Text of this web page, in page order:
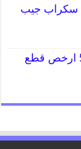
قطع غيار جيب 55818355 سكراب جيب
قطع غيار دودج 55818355 ارخص قطع